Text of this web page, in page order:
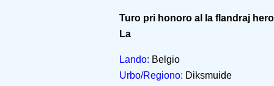
Turo pri honoro al la flandraj
La
Lando: Belgio
Urbo/Regiono: Diksmuide